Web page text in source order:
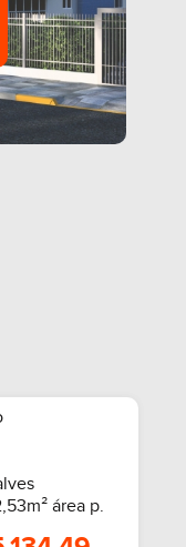
área p.